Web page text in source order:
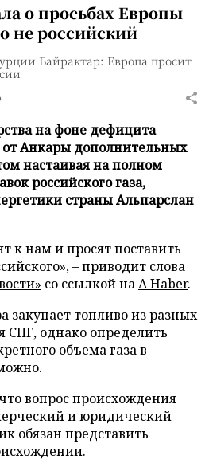
о просьбах Европы
не российский
Байрактар: Европа просит
на фоне дефицита
от Анкары дополнительных
настаивая на полном
российского газа,
страны Альпарслан
к нам и просят поставить
– приводит слова
со ссылкой наA Haber.
закупает топливо из разных
СПГ, однако определить
объема газа в
вопрос происхождения
и юридический
обязан представить